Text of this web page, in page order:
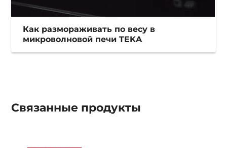
Как размораживать по весу в
микроволновой печи TEKA
Связанные продукты